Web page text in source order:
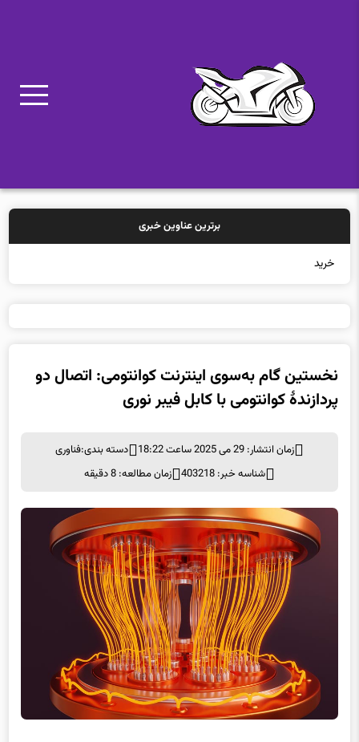
برترین عناوین خبری
خرید بیمه: سنتی
نخستین گام به‌سوی اینترنت کوانتومی: اتصال دو
پردازندهٔ کوانتومی با کابل فیبر نوری
زمان انتشار: 29 می 2025 ساعت 18:22 دسته بندی:فناوری
شناسه خبر: 403218
زمان مطالعه: 8 دقیقه